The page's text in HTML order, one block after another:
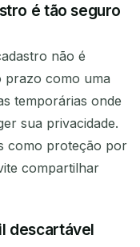
é tão seguro
não é
prazo como uma
temporárias onde
sua privacidade.
como proteção por
compartilhar
descartável